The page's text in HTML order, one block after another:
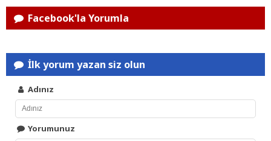
Facebook'la Yorumla
İlk yorum yazan siz olun
Adınız
Yorumunuz